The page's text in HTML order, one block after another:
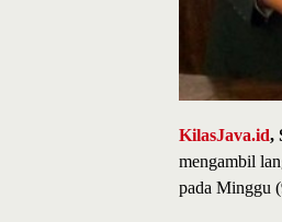
KilasJava.id,
mengambil
pada Minggu